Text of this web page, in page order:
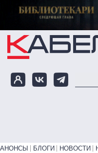
Перейти к основному
Primary links bottom
АНОНСЫ БЛОГИ НОВОСТИ